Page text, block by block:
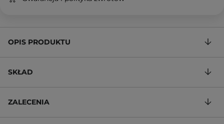
OPIS PRODUKTU
SKŁAD
ZALECENIA